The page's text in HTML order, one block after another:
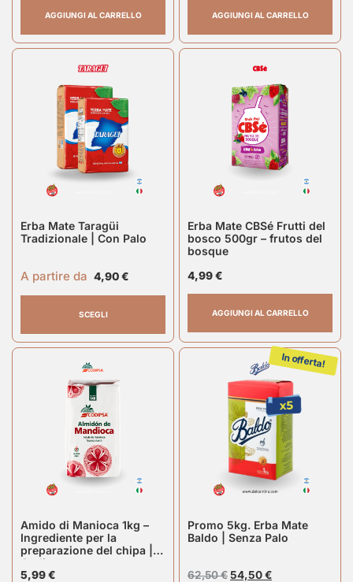
AGGIUNGI AL CARRELLO AGGIUNGI AL CARRELLO
Erba Mate Taragüi
Tradizionale | Con Palo
A partire da 4,90€
SCEGLI
Erba Mate CBSé Frutti del
bosco 500gr – frutos del
bosque
4,99€
AGGIUNGI AL CARRELLO
Amido di Manioca 1kg –
Ingrediente per la
preparazione del chipa |
Codipsa
5,99€
In offerta!
Promo 5kg. Erba Mate
Baldo | Senza Palo
62,50€54,50€